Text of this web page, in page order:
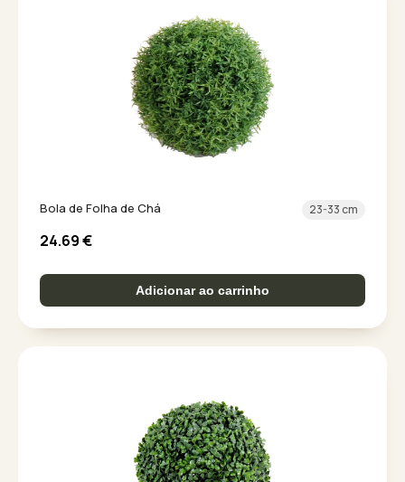
Bola de Folha de Chá 23-33 cm
24.69€
Adicionar ao carrinho